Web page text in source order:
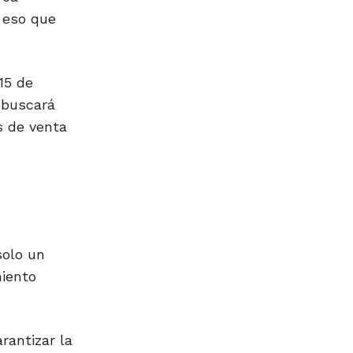
que
de
de venta
un
la